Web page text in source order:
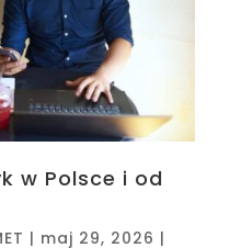
w Polsce i od
| maj 29, 2026 |